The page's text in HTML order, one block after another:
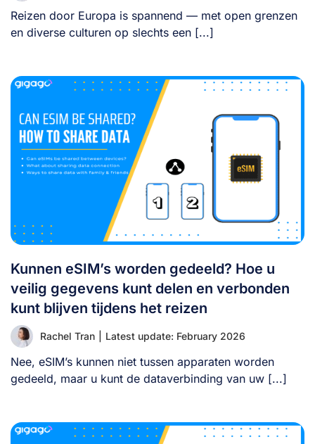
Reizen door Europa is spannend — met open grenzen
en diverse culturen op slechts een [...]
Kunnen eSIM’s worden gedeeld? Hoe u
veilig gegevens kunt delen en verbonden
kunt blijven tijdens het reizen
Rachel Tran Latest update: February 2026
Nee, eSIM’s kunnen niet tussen apparaten worden
gedeeld, maar u kunt de dataverbinding van uw [...]